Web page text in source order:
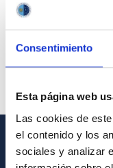
Consentimiento
Esta página web
Las cookies de
el contenido y los
sociales y analizar
GENERAL INFORMATION